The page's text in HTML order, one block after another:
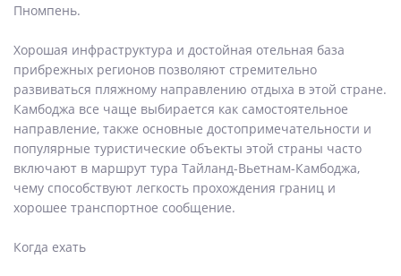
Пномпень.
Хорошая инфраструктура и достойная отельная база
прибрежных регионов позволяют стремительно
развиваться пляжному направлению отдыха в этой стране.
Камбоджа все чаще выбирается как самостоятельное
направление, также основные достопримечательности и
популярные туристические объекты этой страны часто
включают в маршрут тура Тайланд-Вьетнам-Камбоджа,
чему способствуют легкость прохождения границ и
хорошее транспортное сообщение.
Когда ехать